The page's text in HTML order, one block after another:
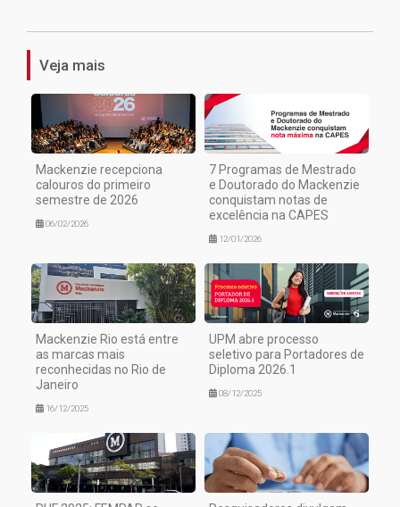
Veja mais
Mackenzie recepciona
calouros do primeiro
semestre de 2026
06/02/2026
7 Programas de Mestrado
e Doutorado do Mackenzie
conquistam notas de
excelência na CAPES
12/01/2026
Mackenzie Rio está entre
as marcas mais
reconhecidas no Rio de
Janeiro
16/12/2025
UPM abre processo
seletivo para Portadores de
Diploma 2026.1
08/12/2025